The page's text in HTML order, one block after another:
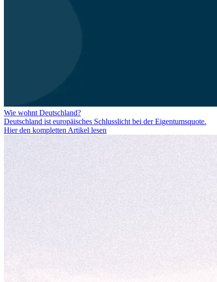
Wie wohnt Deutschland?
Deutschland ist europäisches Schlusslicht bei der Eigentumsquote.
Hier den kompletten Artikel lesen